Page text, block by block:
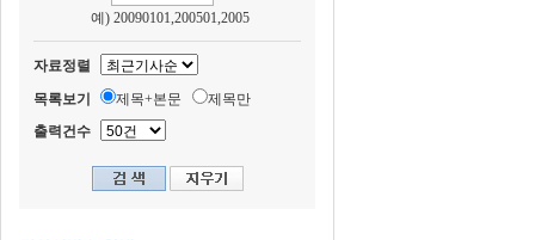
예) 20090101,200501,2005
자료정렬
목록보기
제목+본문
제목만
출력건수